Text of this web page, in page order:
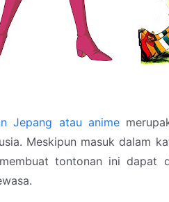
Jepang atau anime
Meskipun masuk dalam
tontonan ini dapat